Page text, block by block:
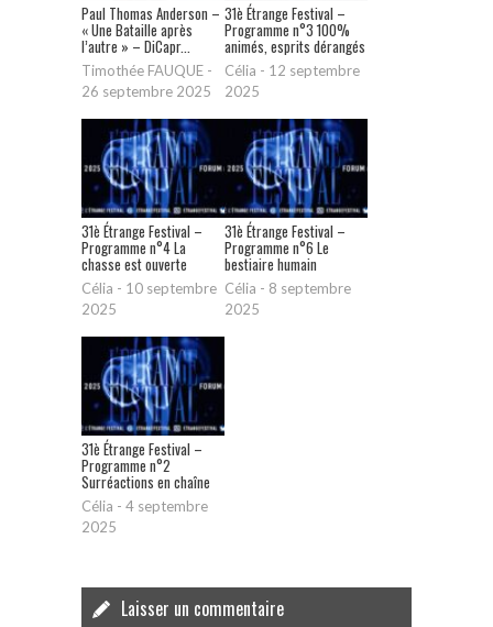
Paul Thomas Anderson –
« Une Bataille après
l’autre » – DiCapr...
Timothée FAUQUE -
26 septembre 2025
31è Étrange Festival –
Programme n°3 100%
animés, esprits dérangés
Célia - 12 septembre
2025
31è Étrange Festival –
Programme n°4 La
chasse est ouverte
Célia - 10 septembre
2025
31è Étrange Festival –
Programme n°6 Le
bestiaire humain
Célia - 8 septembre
2025
31è Étrange Festival –
Programme n°2
Surréactions en chaîne
Célia - 4 septembre
2025
Laisser un commentaire